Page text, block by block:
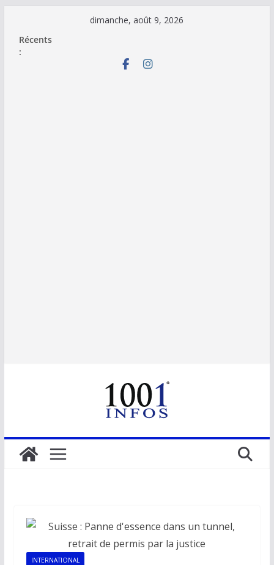
contenu
dimanche, août 9, 2026
Récents
:
INTERNATIONAL